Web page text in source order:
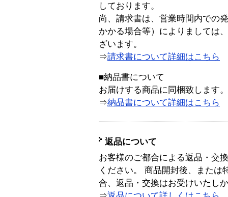
しております。
尚、請求書は、営業時間内での
かかる場合等）によりましては
ざいます。
⇒請求書について詳細はこちら
■納品書について
お届けする商品に同梱致します。
⇒納品書について詳細はこちら
返品について
お客様のご都合による返品・交
ください。 商品開封後、または
合、返品・交換はお受けいたし